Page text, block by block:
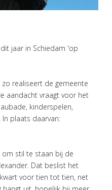
jaar in Schiedam 'op
realiseert de gemeente
aandacht vraagt voor het
kinderspelen,
plaats daarvan:
om stil te staan bij de
Dat beslist het
voor tien tot tien, net